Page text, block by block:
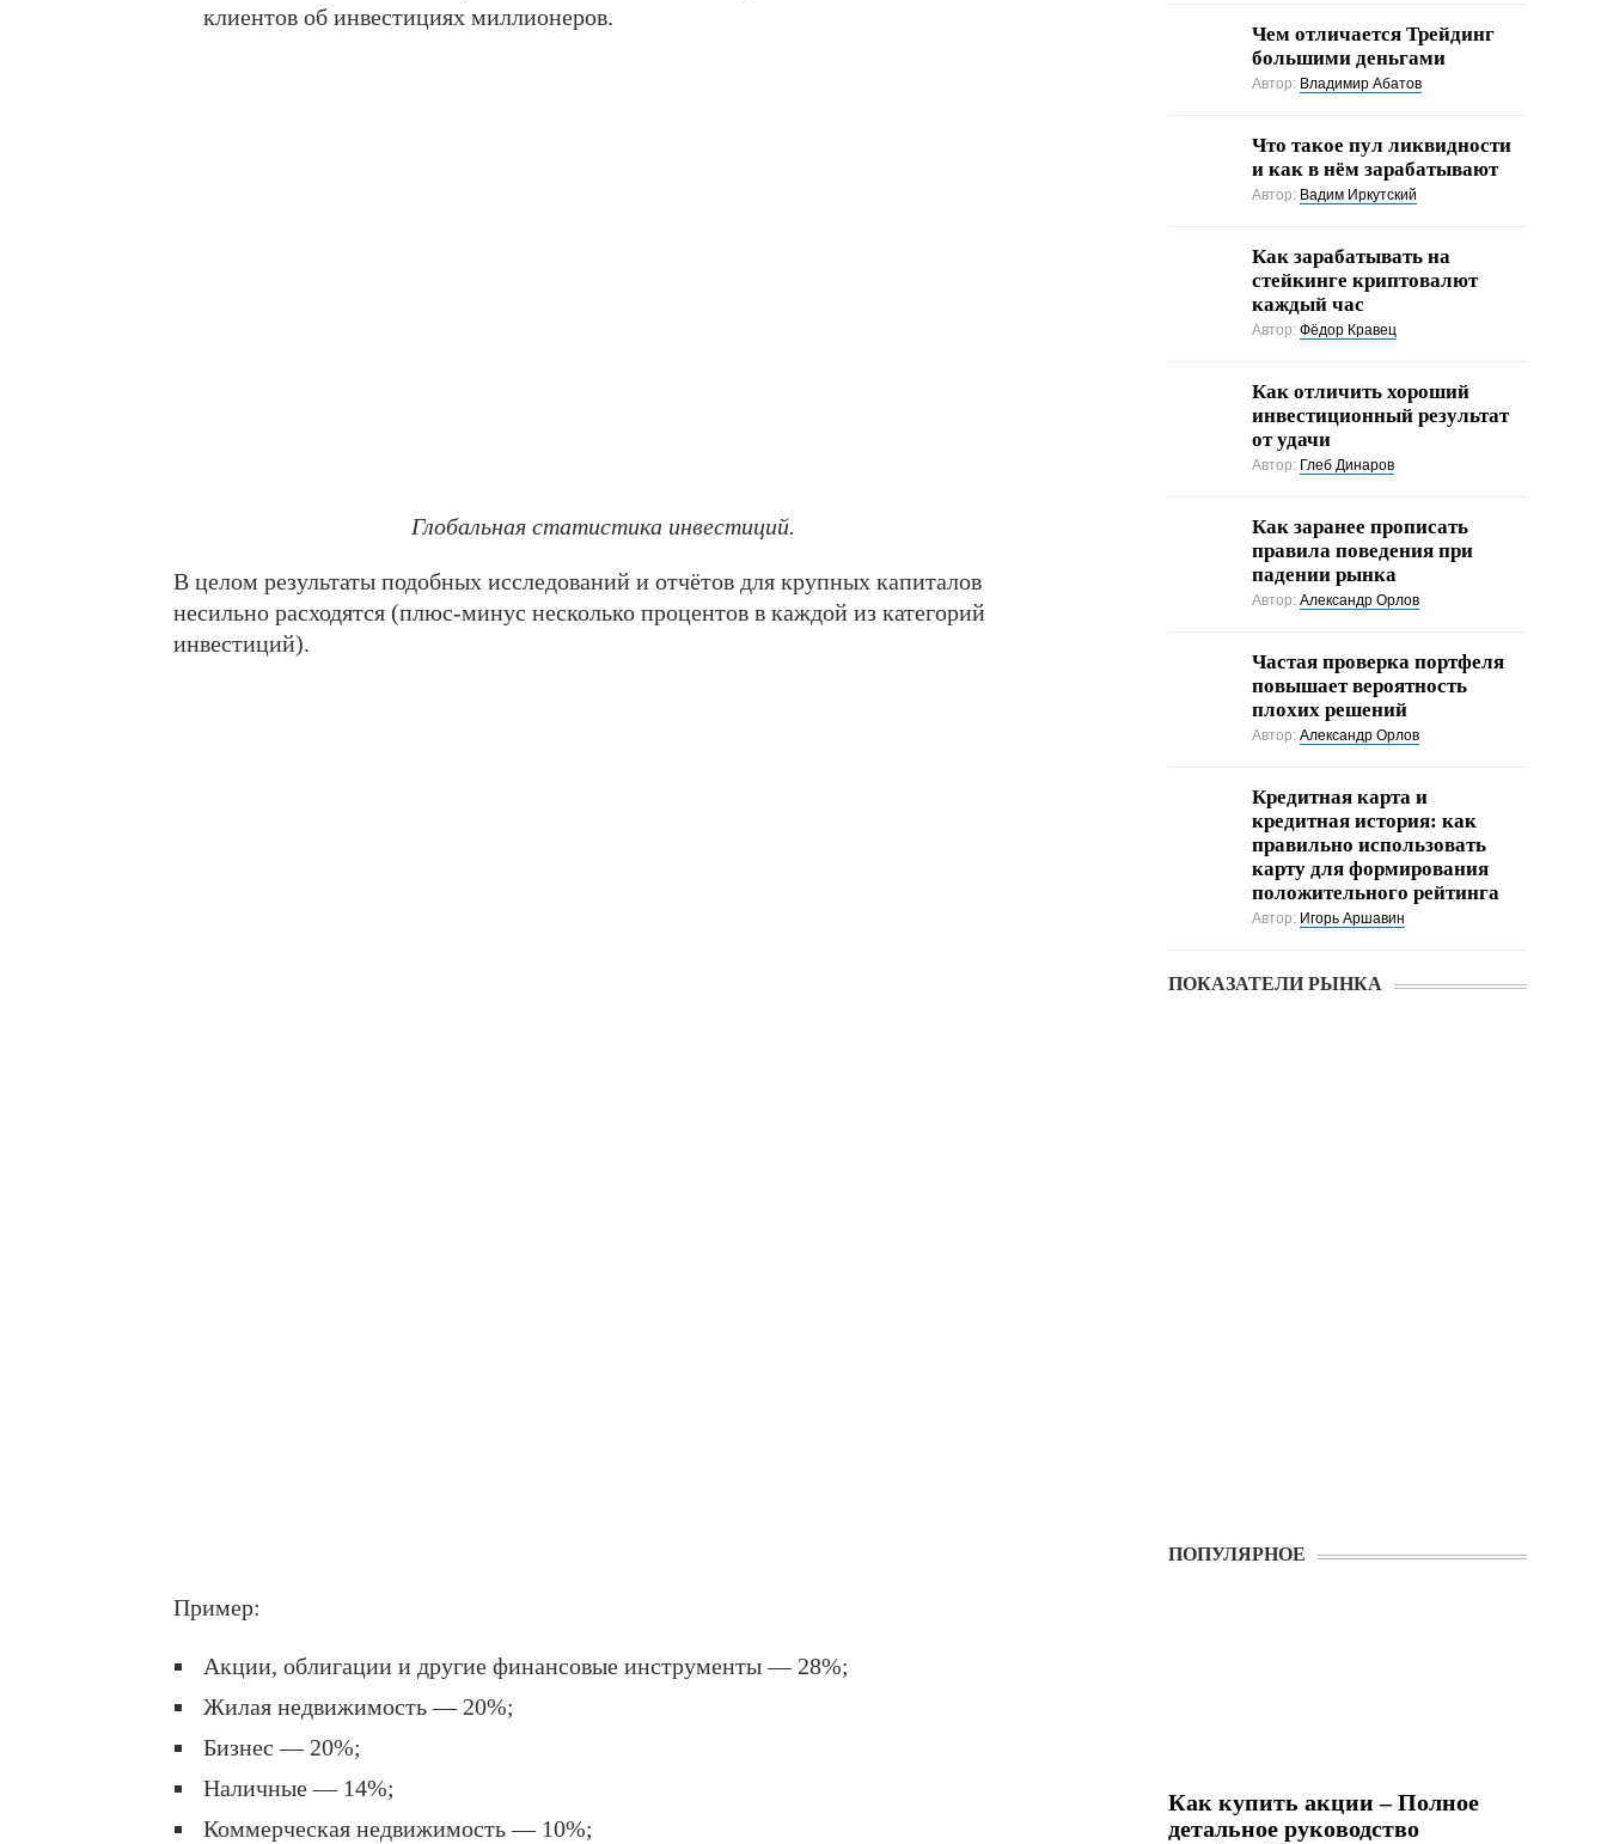
клиентов об инвестициях миллионеров.
Глобальная статистика инвестиций.
В целом результаты подобных исследований и отчётов для крупных капиталов
несильно расходятся (плюс-минус несколько процентов в каждой из категорий
инвестиций).
Пример:
Акции, облигации и другие финансовые инструменты — 28%;
Жилая недвижимость — 20%;
Бизнес — 20%;
Наличные — 14%;
Коммерческая недвижимость — 10%;
Чем отличается Трейдинг
большими деньгами
Автор: Владимир Абатов
Что такое пул ликвидности
и как в нём зарабатывают
Автор: Вадим Иркутский
Как зарабатывать на
стейкинге криптовалют
каждый час
Автор: Фёдор Кравец
Как отличить хороший
инвестиционный результат
от удачи
Автор: Глеб Динаров
Как заранее прописать
правила поведения при
падении рынка
Автор: Александр Орлов
Частая проверка портфеля
повышает вероятность
плохих решений
Автор: Александр Орлов
Кредитная карта и
кредитная история: как
правильно использовать
карту для формирования
положительного рейтинга
Автор: Игорь Аршавин
ПОКАЗАТЕЛИ РЫНКА
ПОПУЛЯРНОЕ
Как купить акции – Полное
детальное руководство